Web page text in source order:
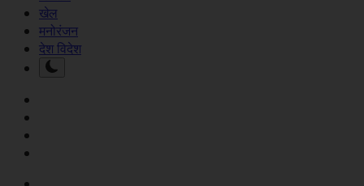
खेल
मनोरंजन
देश विदेश